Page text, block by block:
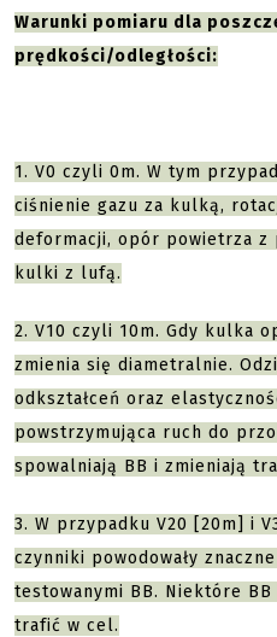
Warunki pomiaru dla
prędkości/odległości:
1. V0 czyli 0m. W tym
ciśnienie gazu za kulką,
deformacji, opór powietrza
kulki z lufą.
2. V10 czyli 10m. Gdy kulka
zmienia się diametralnie.
odkształceń oraz
powstrzymująca ruch do
spowalniają BB i zmieniają
3. W przypadku V20 [20m] i
czynniki powodowały
testowanymi BB. Niektóre
trafić w cel.